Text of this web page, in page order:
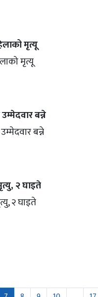
मृत्यू
मृत्यू
बन्ने
बन्ने
२ घाइते
२ घाइते